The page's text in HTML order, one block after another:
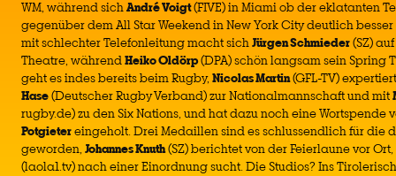
WM, während sichAndré Voigt(FIVE) in Miami ob der eklatanten
gegenüber dem All Star Weekend in New York City deutlich
mit schlechter Telefonleitung macht sichJürgen Schmieder(SZ)
Theatre, währendHeiko Oldörp(DPA) schön langsam sein Spring
geht es indes bereits beim Rugby, Nicolas Martin(GFL-TV)
Hase(Deutscher Rugby Verband) zur Nationalmannschaft und mit
rugby.de) zu den Six Nations, und hat dazu noch eine
Potgietereingeholt. Drei Medaillen sind es schlussendlich für die
geworden, Johannes Knuth(SZ) berichtet von der Feierlaune vor
(laola1.tv) nach einer Einordnung sucht. Die Studios? Ins